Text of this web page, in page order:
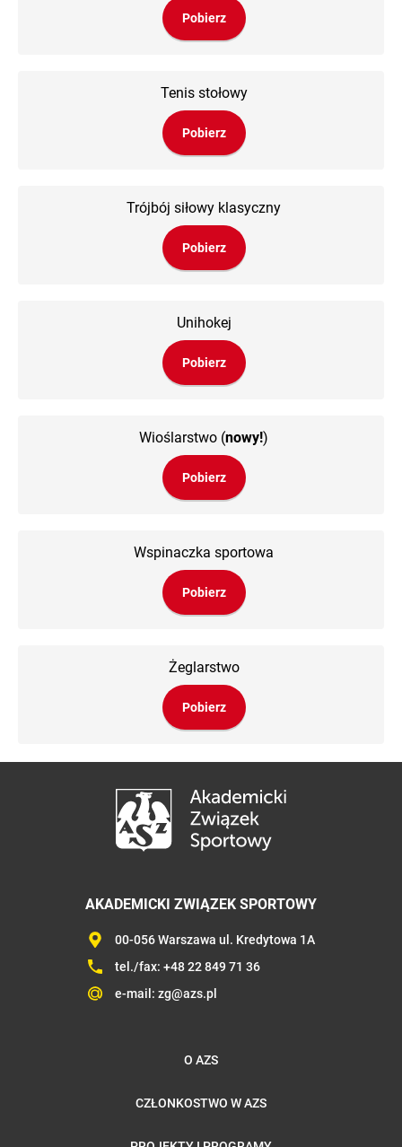
Pobierz
Tenis stołowy
Pobierz
Trójbój siłowy klasyczny
Pobierz
Unihokej
Pobierz
Wioślarstwo (nowy!)
Pobierz
Wspinaczka sportowa
Pobierz
Żeglarstwo
Pobierz
AKADEMICKI ZWIĄZEK SPORTOWY
00-056 Warszawa ul. Kredytowa 1A
tel./fax: +48 22 849 71 36
e-mail: zg@azs.pl
O AZS
CZŁONKOSTWO W AZS